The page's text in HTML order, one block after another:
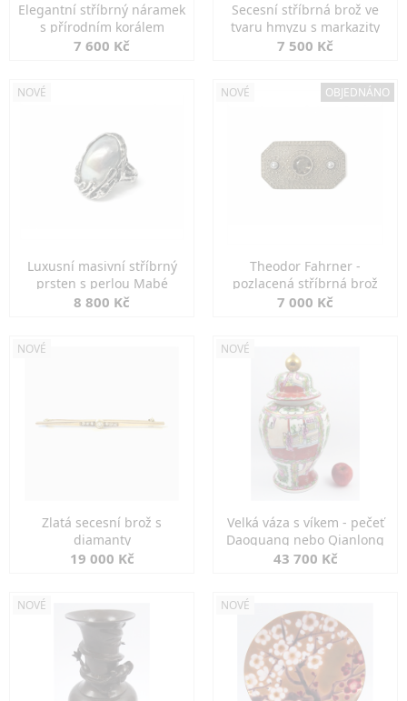
Elegantní stříbrný náramek
s přírodním korálem
7 600 Kč
Secesní stříbrná brož ve
tvaru hmyzu s markazity
7 500 Kč
NOVÉ
Luxusní masivní stříbrný
prsten s perlou Mabé
8 800 Kč
NOVÉ OBJEDNÁNO
Theodor Fahrner -
pozlacená stříbrná brož
7 000 Kč
NOVÉ
Zlatá secesní brož s
diamanty
19 000 Kč
NOVÉ
Velká váza s víkem - pečeť
Daoguang nebo Qianlong
43 700 Kč
NOVÉ NOVÉ